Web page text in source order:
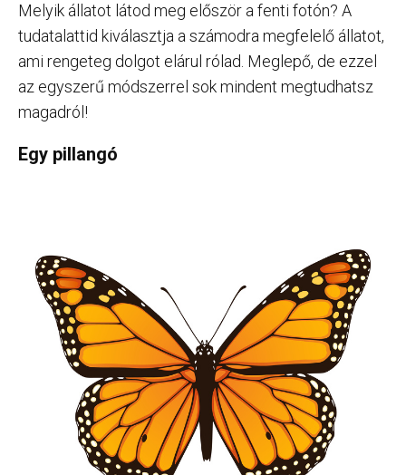
Melyik állatot látod meg először a fenti fotón? A
tudatalattid kiválasztja a számodra megfelelő állatot,
ami rengeteg dolgot elárul rólad. Meglepő, de ezzel
az egyszerű módszerrel sok mindent megtudhatsz
magadról!
Egy pillangó